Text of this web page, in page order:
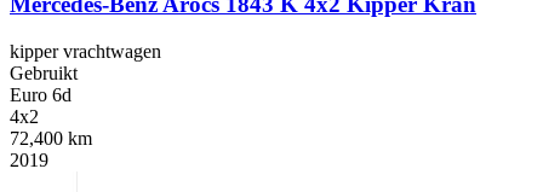
kipper vrachtwagen
Gebruikt
Euro 6d
4x2
72,400 km
2019